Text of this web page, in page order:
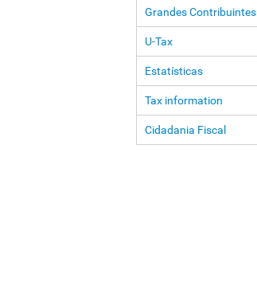
Grandes Contribuintes
U-Tax
Estatísticas
Tax information
Cidadania Fiscal